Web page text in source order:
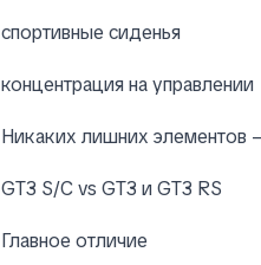
спортивные сиденья
концентрация на управлении
Никаких лишних элементов
GT3 S/C vs GT3 и GT3 RS
Главное отличие